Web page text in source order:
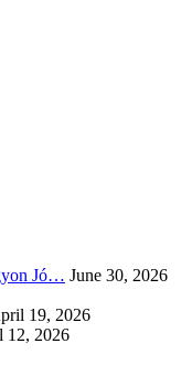
Jó… June 30, 2026
19, 2026
12, 2026